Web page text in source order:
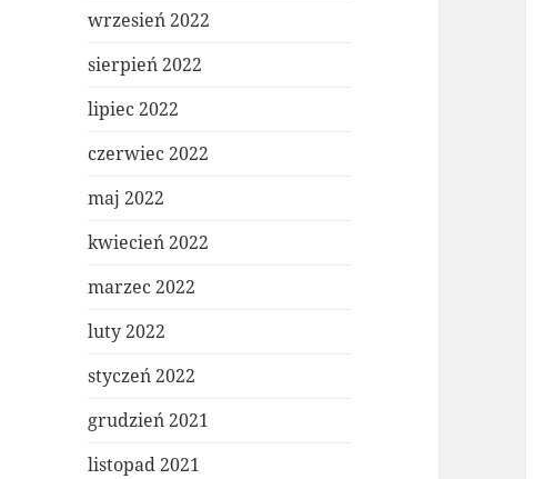
wrzesień 2022
sierpień 2022
lipiec 2022
czerwiec 2022
maj 2022
kwiecień 2022
marzec 2022
luty 2022
styczeń 2022
grudzień 2021
listopad 2021